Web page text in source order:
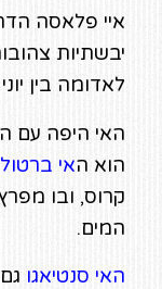
איי פלאסה
יבשתיות
לאדומה בין
האי היפה עם
הוא האי
קרוס, ובו
המים.
האי סנטיאגו